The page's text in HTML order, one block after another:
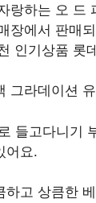
랑하는 오 드
장에서 판매
인기상품 롯
그라데이션
들고다니기
어요.
하고 상큼한